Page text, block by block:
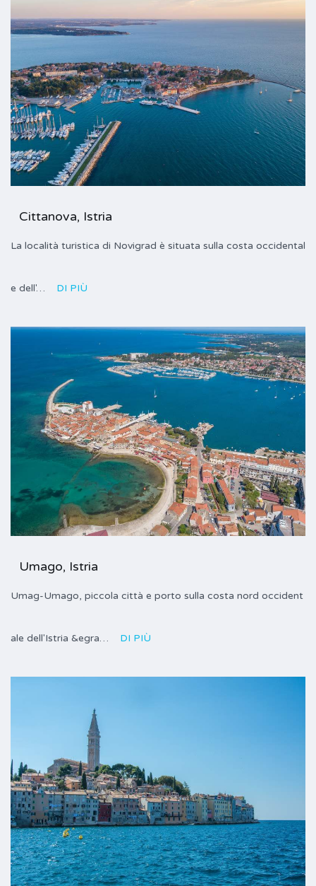
Cittanova, Istria
La località turistica di Novigrad è situata sulla costa occidental
e dell'… DI PIÙ
Umago, Istria
Umag-Umago, piccola città e porto sulla costa nord occident
ale dell'Istria &egra… DI PIÙ